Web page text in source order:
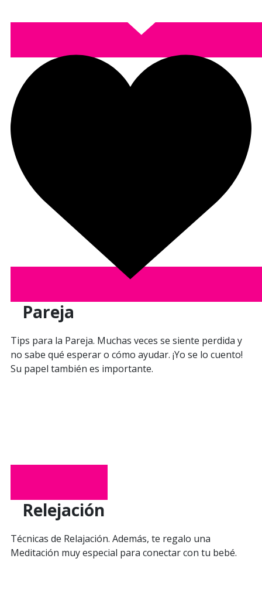
Pareja
Tips para la Pareja. Muchas veces se siente perdida y
no sabe qué esperar o cómo ayudar. ¡Yo se lo cuento!
Su papel también es importante.
Relejación
Técnicas de Relajación. Además, te regalo una
Meditación muy especial para conectar con tu bebé.